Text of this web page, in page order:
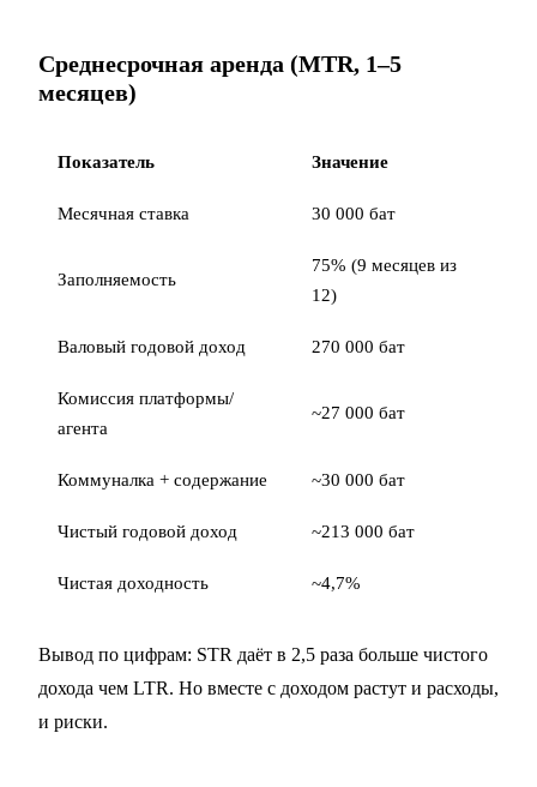
Среднесрочная аренда (MTR, 1–5
месяцев)
Показатель Значение
Месячная ставка 30 000 бат
Заполняемость
75% (9 месяцев из
12)
Валовый годовой доход 270 000 бат
Комиссия платформы/
агента
~27 000 бат
Коммуналка + содержание ~30 000 бат
Чистый годовой доход ~213 000 бат
Чистая доходность ~4,7%
Вывод по цифрам: STR даёт в 2,5 раза больше чистого
дохода чем LTR. Но вместе с доходом растут и расходы,
и риски.